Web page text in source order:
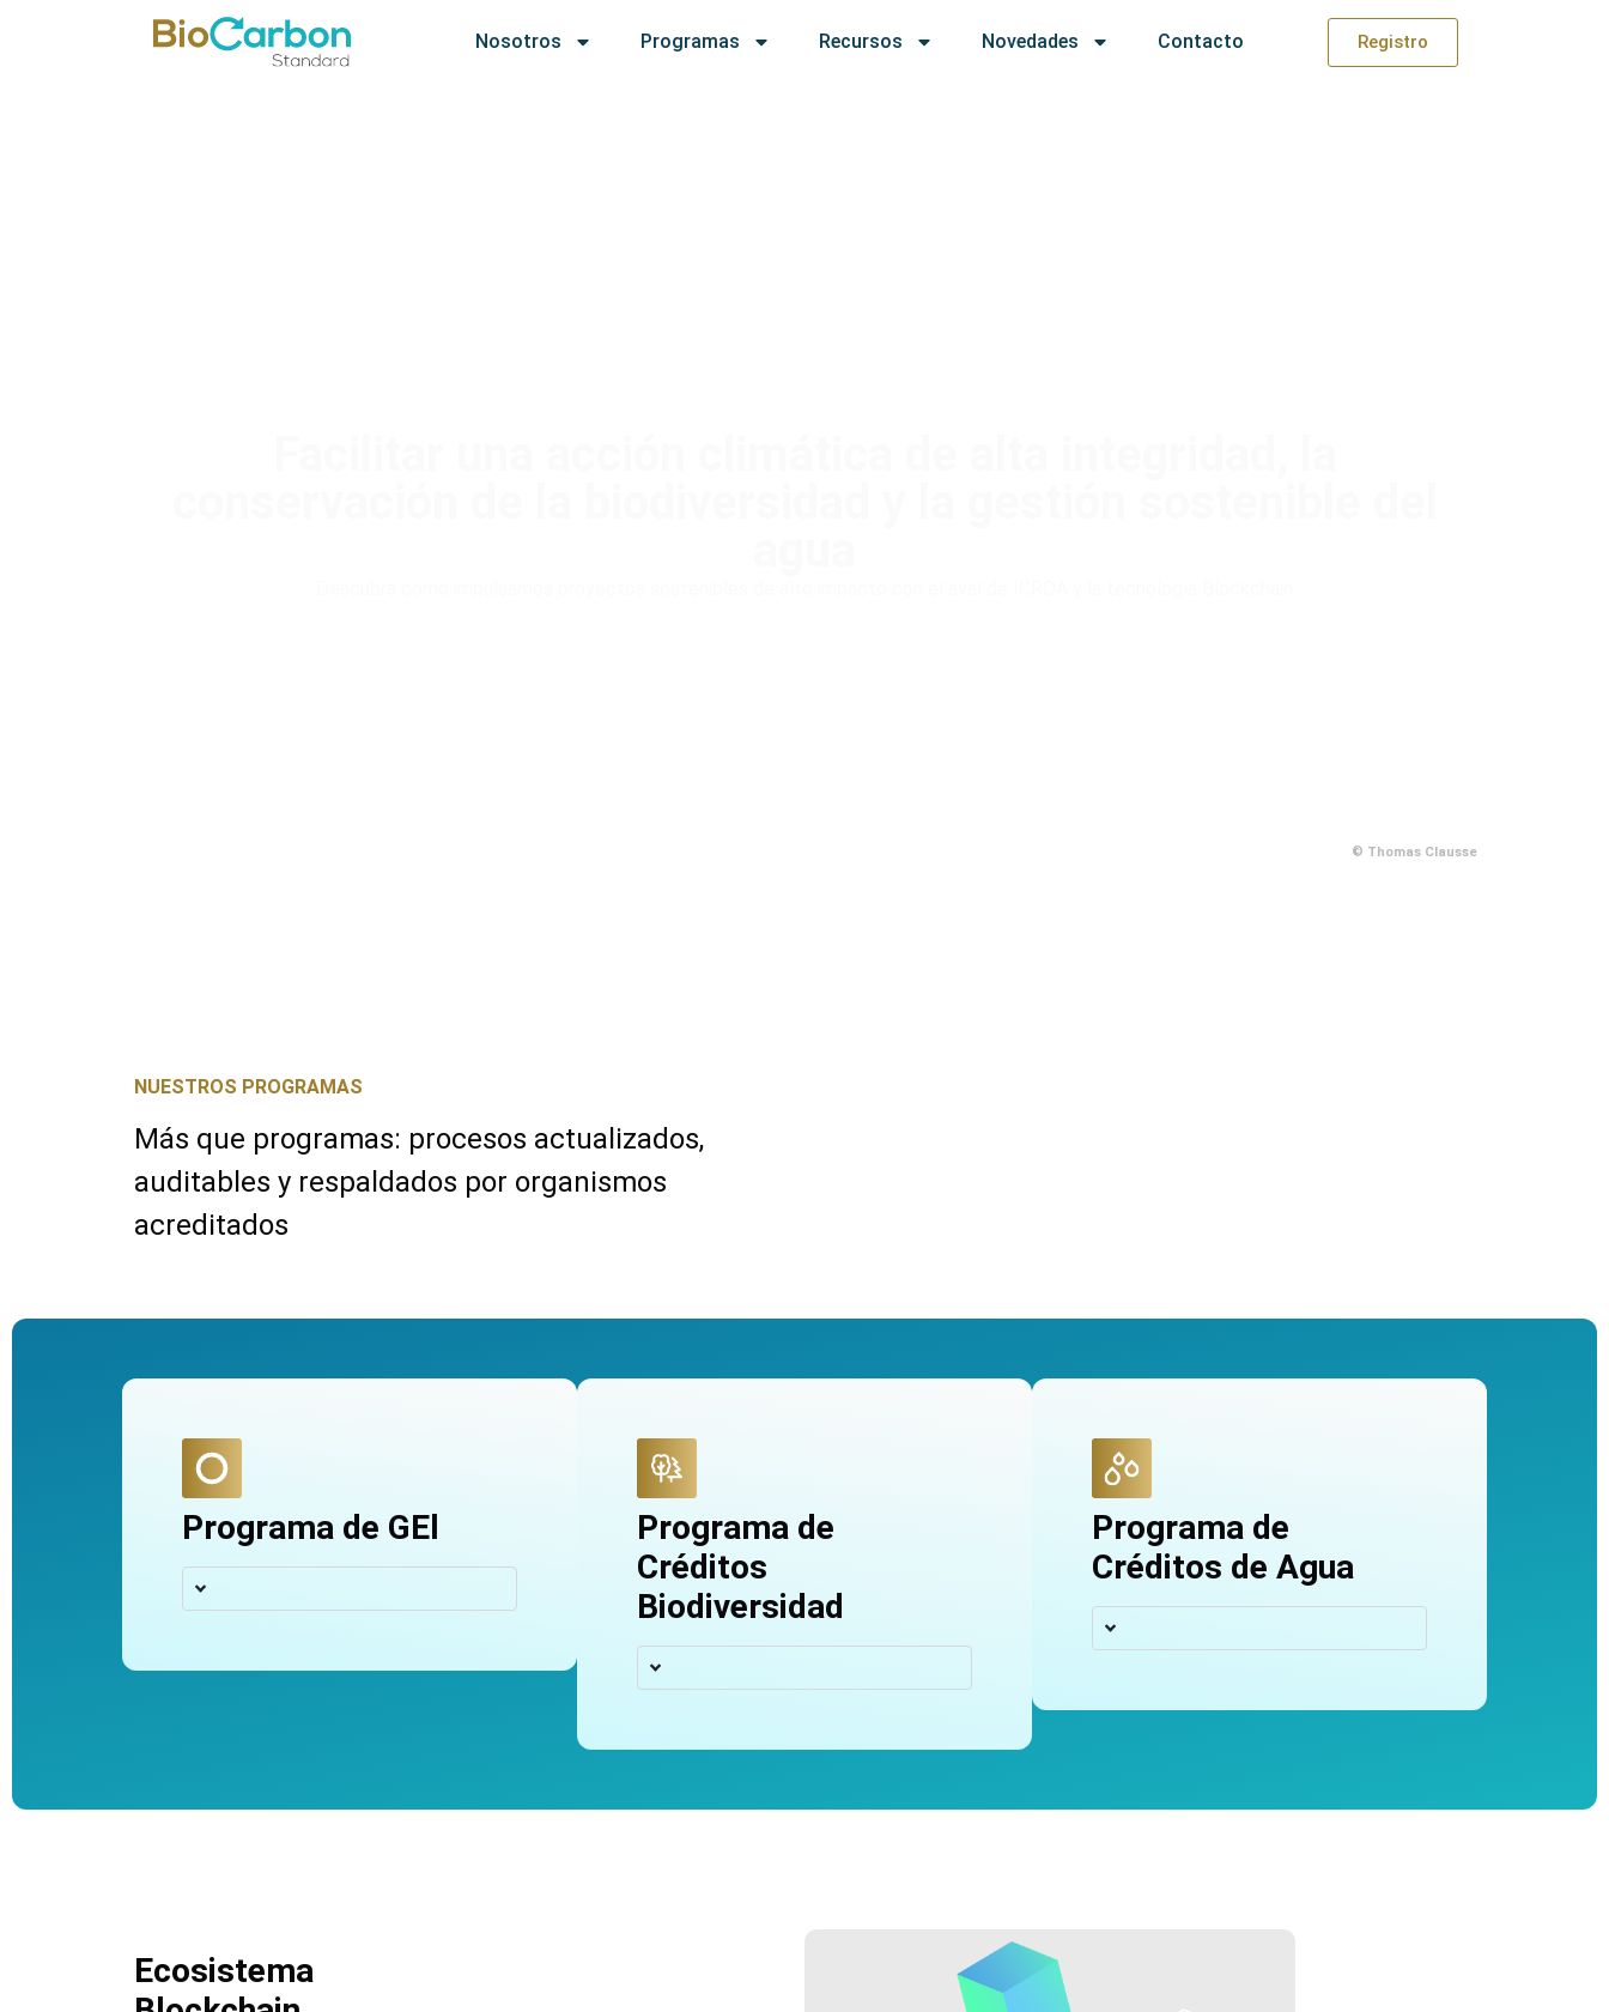
Nosotros Programas Recursos Novedades Contacto Registro
© Thomas Clausse
NUESTROS PROGRAMAS
Más que programas: procesos actualizados,
auditables y respaldados por organismos
acreditados
Programa de GEl
Programa de
Créditos
Biodiversidad
Programa de
Créditos de Agua
Ecosistema